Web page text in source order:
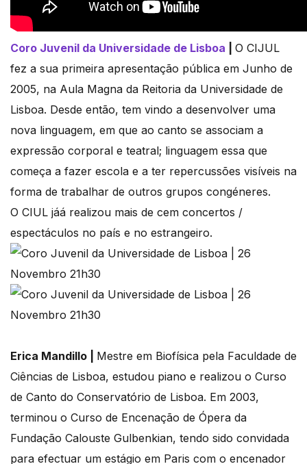
Coro Juvenil da Universidade de Lisboa
O CIJUL
fez a sua primeira apresentação pública em Junho de
2005, na Aula Magna da Reitoria da Universidade de
Lisboa. Desde então, tem vindo a desenvolver uma
nova linguagem, em que ao canto se associam a
expressão corporal e teatral; linguagem essa que
começa a fazer escola e a ter repercussões visíveis na
forma de trabalhar de outros grupos congéneres.
O CIUL jáá realizou mais de cem concertos /
espectáculos no país e no estrangeiro.
Erica Mandillo | Mestre em Biofísica pela Faculdade de
Ciências de Lisboa, estudou piano e realizou o Curso
de Canto do Conservatório de Lisboa. Em 2003,
terminou o Curso de Encenação de Ópera da
Fundação Calouste Gulbenkian, tendo sido convidada
para efectuar um estágio em Paris com o encenador